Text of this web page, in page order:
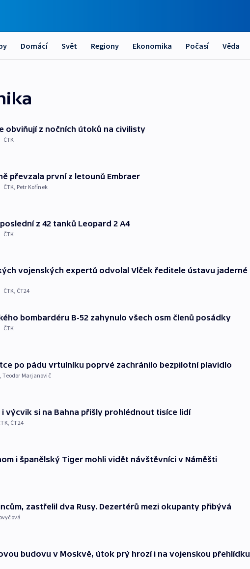
Domácí Svět Regiony Ekonomika Počasí Věda
obviňují z nočních útoků na civilisty
ČTK
převzala první z letounů Embraer
ČTK Petr Kořínek
z 42 tanků Leopard 2 A4
ČTK
vojenských expertů odvolal Vlček ředitele ústavu jaderné
ČTK, ČT24
bombardéru B-52 zahynulo všech osm členů posádky
ČTK
po pádu vrtulníku poprvé zachránilo bezpilotní plavidlo
,Teodor Marjanovič
výcvik si na Bahna přišly prohlédnout tisíce lidí
, ČT24
i španělský Tiger mohli vidět návštěvníci v Náměšti
zastřelil dva Rusy. Dezertérů mezi okupanty přibývá
budovu v Moskvě, útok prý hrozí i na vojenskou přehlídku